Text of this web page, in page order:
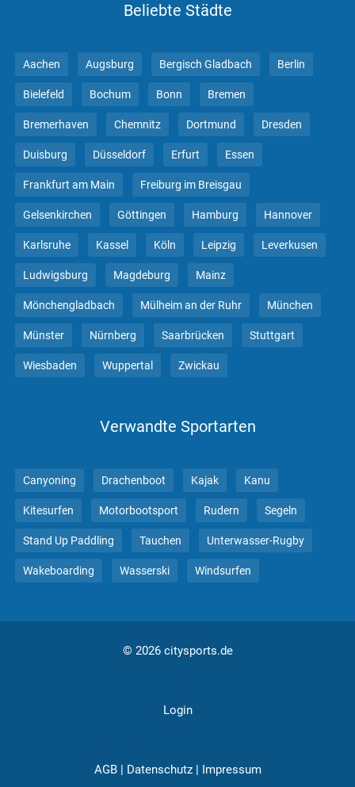
Beliebte Städte
Aachen Augsburg Bergisch Gladbach Berlin
Bielefeld Bochum Bonn Bremen
Bremerhaven Chemnitz Dortmund Dresden
Duisburg Düsseldorf Erfurt Essen
Frankfurt am Main Freiburg im Breisgau
Gelsenkirchen Göttingen Hamburg Hannover
Karlsruhe Kassel Köln Leipzig Leverkusen
Ludwigsburg Magdeburg Mainz
Mönchengladbach Mülheim an der Ruhr München
Münster Nürnberg Saarbrücken Stuttgart
Wiesbaden Wuppertal Zwickau
Verwandte Sportarten
Canyoning Drachenboot Kajak Kanu
Kitesurfen Motorbootsport Rudern Segeln
Stand Up Paddling Tauchen Unterwasser-Rugby
Wakeboarding Wasserski Windsurfen
© 2026 citysports.de
Login
AGB| Datenschutz| Impressum